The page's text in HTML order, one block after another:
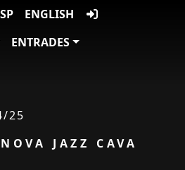
ENGLISH
ENTRADES
25
ESPAI
NOVA JAZZ CAVA